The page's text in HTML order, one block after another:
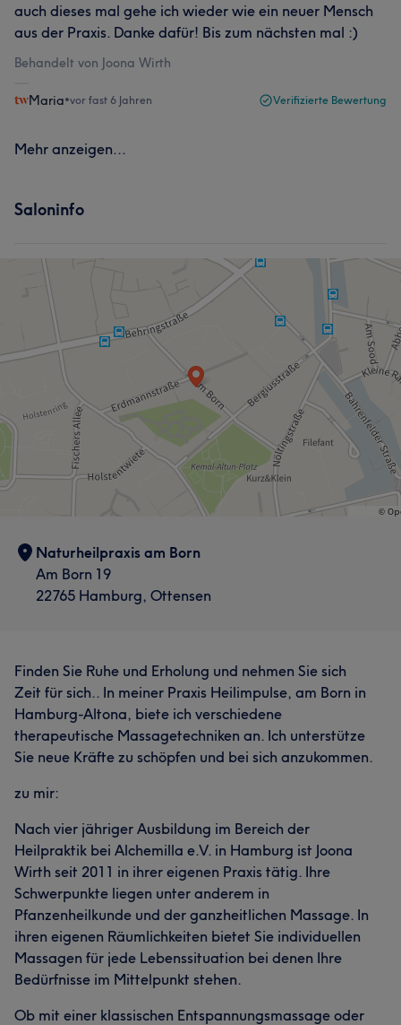
auch dieses mal gehe ich wieder wie ein neuer Mensch
aus der Praxis. Danke dafür! Bis zum nächsten mal :)
Behandelt von Joona Wirth
Maria•vor fast 6 Jahren Verifizierte Bewertung
Mehr anzeigen...
Saloninfo
Naturheilpraxis am Born
Am Born 19
22765 Hamburg, Ottensen
Finden Sie Ruhe und Erholung und nehmen Sie sich
Zeit für sich.. In meiner Praxis Heilimpulse, am Born in
Hamburg-Altona, biete ich verschiedene
therapeutische Massagetechniken an. Ich unterstütze
Sie neue Kräfte zu schöpfen und bei sich anzukommen.
zu mir:
Nach vier jähriger Ausbildung im Bereich der
Heilpraktik bei Alchemilla e.V. in Hamburg ist Joona
Wirth seit 2011 in ihrer eigenen Praxis tätig. Ihre
Schwerpunkte liegen unter anderem in
Pfanzenheilkunde und der ganzheitlichen Massage. In
ihren eigenen Räumlichkeiten bietet Sie individuellen
Massagen für jede Lebenssituation bei denen Ihre
Bedürfnisse im Mittelpunkt stehen.
Ob mit einer klassischen Entspannungsmassage oder